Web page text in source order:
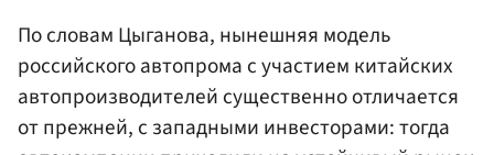
По словам Цыганова, нынешняя модель
российского автопрома с участием китайских
автопроизводителей существенно отличается
от прежней, с западными инвесторами: тогда